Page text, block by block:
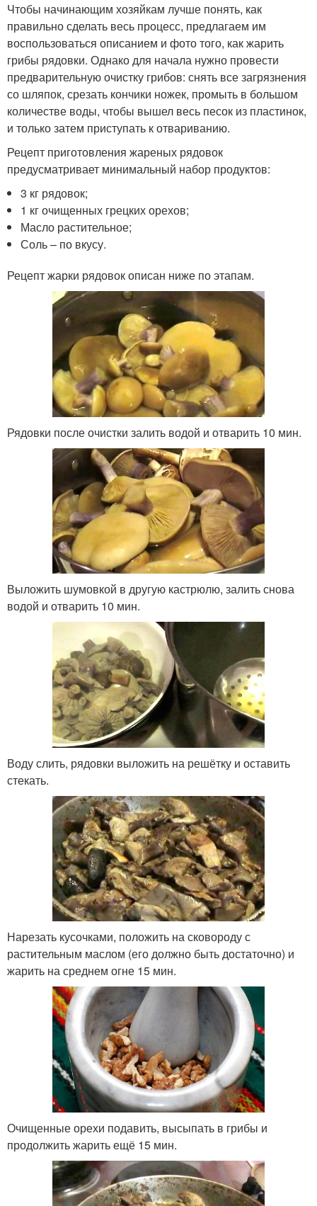
Чтобы начинающим хозяйкам лучше понять, как
правильно сделать весь процесс, предлагаем им
воспользоваться описанием и фото того, как жарить
грибы рядовки. Однако для начала нужно провести
предварительную очистку грибов: снять все загрязнения
со шляпок, срезать кончики ножек, промыть в большом
количестве воды, чтобы вышел весь песок из пластинок,
и только затем приступать к отвариванию.
Рецепт приготовления жареных рядовок
предусматривает минимальный набор продуктов:
3 кг рядовок;
1 кг очищенных грецких орехов;
Масло растительное;
Соль – по вкусу.
Рецепт жарки рядовок описан ниже по этапам.
Рядовки после очистки залить водой и отварить 10 мин.
Выложить шумовкой в другую кастрюлю, залить снова
водой и отварить 10 мин.
Воду слить, рядовки выложить на решётку и оставить
стекать.
Нарезать кусочками, положить на сковороду с
растительным маслом (его должно быть достаточно) и
жарить на среднем огне 15 мин.
Очищенные орехи подавить, высыпать в грибы и
продолжить жарить ещё 15 мин.